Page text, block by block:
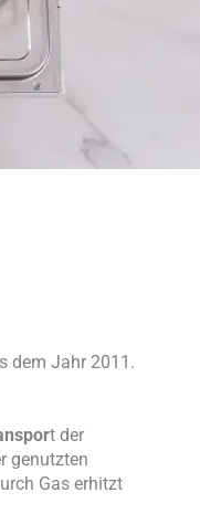
dem Jahr 2011.
t der
genutzten
Gas erhitzt